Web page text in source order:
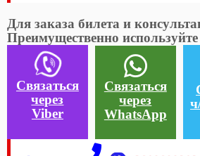
Для заказа билета и
Преимущественно
Связаться
через
Viber
Связаться
через
WhatsApp